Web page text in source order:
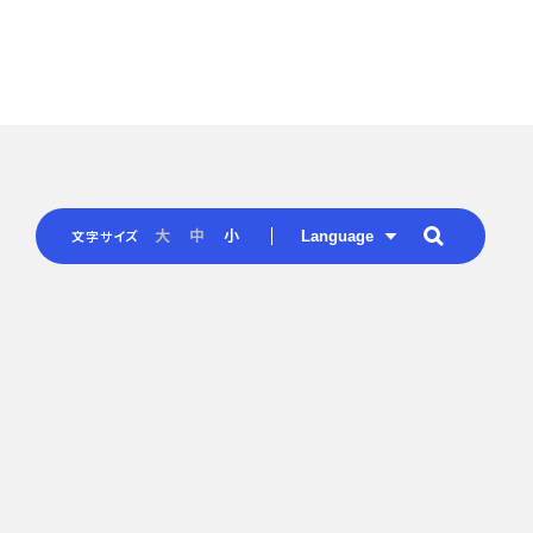
文字サイズ 大 中 小 Language